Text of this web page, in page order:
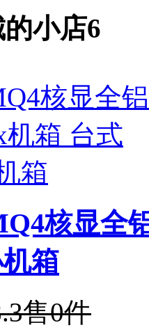
小店6
核显全
箱
售0件